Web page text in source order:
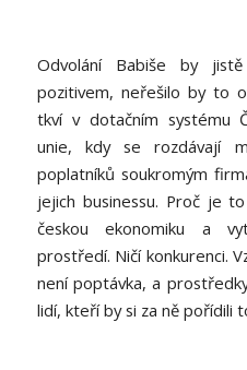
Odvolání Babiše by
pozitivem, neřešilo by to
tkví v dotačním systému
unie, kdy se rozdávají
poplatníků soukromým
jejich businessu. Proč je
českou ekonomiku a
prostředí. Ničí konkurenci.
není poptávka, a
lidí, kteří by si za ně pořídili